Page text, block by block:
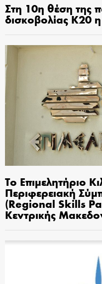
Στη 10η θέση της
δισκοβολίας Κ20
Το Επιμελητήριο
Περιφερειακή
(Regional Skills
Κεντρικής